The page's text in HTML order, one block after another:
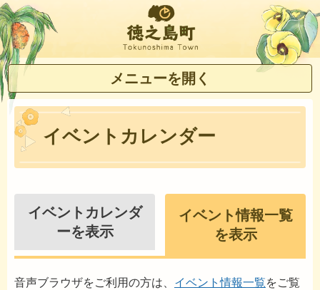
徳之島町
メニューを開く
イベントカレンダー
イベントカレンダ
ーを表示
イベント情報一覧
を表示
音声ブラウザをご利用の方は、 イベント情報一覧をご覧